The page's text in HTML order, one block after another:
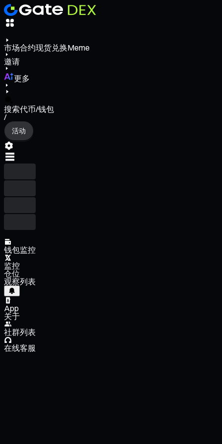
市场合约现货兑换Meme
邀请
更多
搜索代币/钱包
/
活动
钱包监控
监控
仓位
观察列表
App
关于
社群列表
在线客服